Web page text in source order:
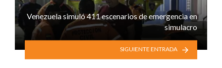
Venezuela simuló 411 escenarios de emergencia en
simulacro
SIGUIENTE ENTRADA